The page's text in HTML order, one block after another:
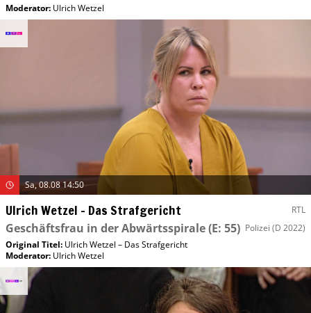
Moderator: Ulrich Wetzel
Sa, 08.08 14:50
Ulrich Wetzel – Das Strafgericht RTL
Geschäftsfrau in der Abwärtsspirale(E: 55) Polizei (D 2022)
Original Titel: Ulrich Wetzel – Das Strafgericht
Moderator: Ulrich Wetzel